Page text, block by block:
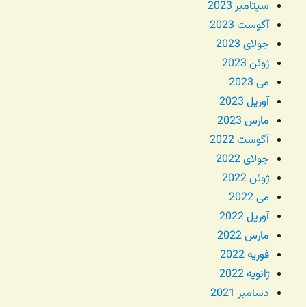
سپتامبر 2023
آگوست 2023
جولای 2023
ژوئن 2023
می 2023
آوریل 2023
مارس 2023
آگوست 2022
جولای 2022
ژوئن 2022
می 2022
آوریل 2022
مارس 2022
فوریه 2022
ژانویه 2022
دسامبر 2021